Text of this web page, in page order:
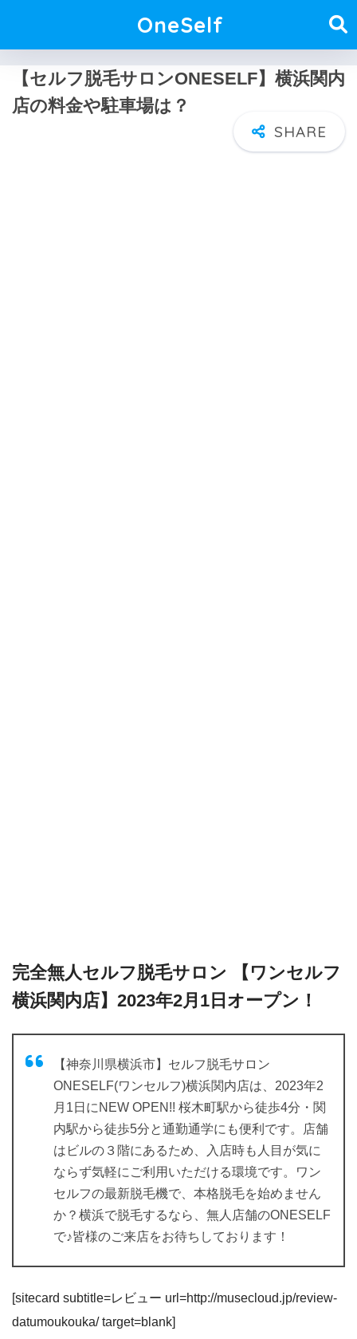
OneSelf
【セルフ脱毛サロンONESELF】横浜関内
店の料金や駐車場は？
完全無人セルフ脱毛サロン 【ワンセルフ
横浜関内店】2023年2月1日オープン！
【神奈川県横浜市】セルフ脱毛サロン
ONESELF(ワンセルフ)横浜関内店は、2023年2
月1日にNEW OPEN!! 桜木町駅から徒歩4分・関
内駅から徒歩5分と通勤通学にも便利です。店舗
はビルの３階にあるため、入店時も人目が気に
ならず気軽にご利用いただける環境です。ワン
セルフの最新脱毛機で、本格脱毛を始めません
か？横浜で脱毛するなら、無人店舗のONESELF
で♪皆様のご来店をお待ちしております！
[sitecard subtitle=レビュー url=http://musecloud.jp/review-
datumoukouka/ target=blank]